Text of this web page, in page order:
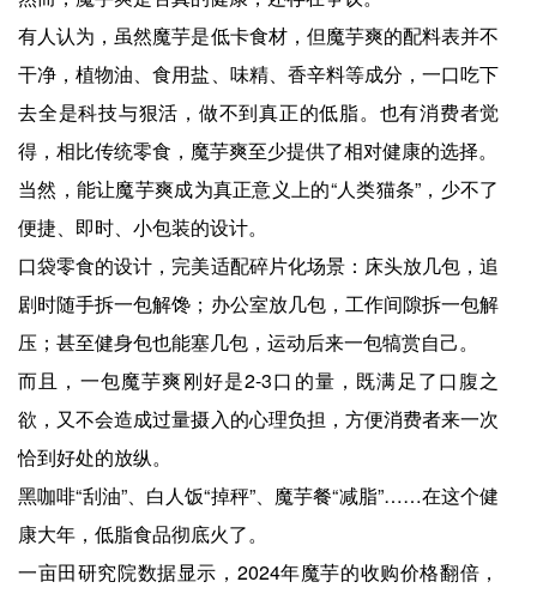
有人认为，虽然魔芋是低卡食材，但魔芋爽的配料表并不
干净，植物油、食用盐、味精、香辛料等成分，一口吃下
去全是科技与狠活，做不到真正的低脂。也有消费者觉
得，相比传统零食，魔芋爽至少提供了相对健康的选择。
当然，能让魔芋爽成为真正意义上的“人类猫条”，少不了
便捷、即时、小包装的设计。
口袋零食的设计，完美适配碎片化场景：床头放几包，追
剧时随手拆一包解馋；办公室放几包，工作间隙拆一包解
压；甚至健身包也能塞几包，运动后来一包犒赏自己。
而且，一包魔芋爽刚好是2-3口的量，既满足了口腹之
欲，又不会造成过量摄入的心理负担，方便消费者来一次
恰到好处的放纵。
黑咖啡“刮油”、白人饭“掉秤”、魔芋餐“减脂”……在这个健
康大年，低脂食品彻底火了。
一亩田研究院数据显示，2024年魔芋的收购价格翻倍，